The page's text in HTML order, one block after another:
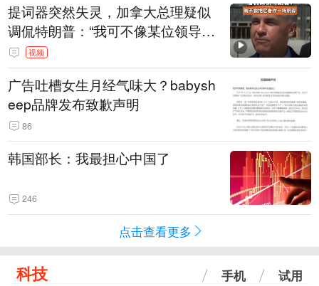
提词器突然失灵，加拿大总理疑似
调侃特朗普：“我可不像某位领导
人，把这当成一场阴谋”，全场哄笑
视频
广告吐槽女生月经气味大？babysh
eep品牌发布致歉声明
86
韩国部长：我最担心中国了
246
点击查看更多
科技 手机 试用